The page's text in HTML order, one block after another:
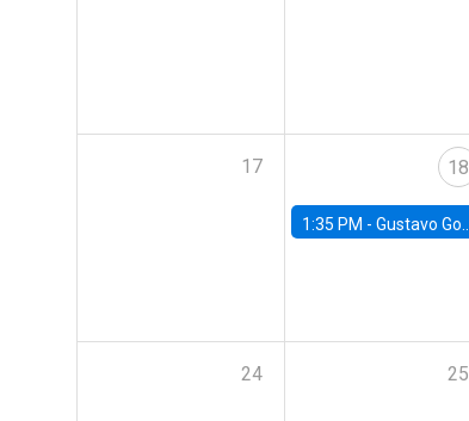
17 18
1:35 PM - Gustavo González, Banco Central de Chile
24 25